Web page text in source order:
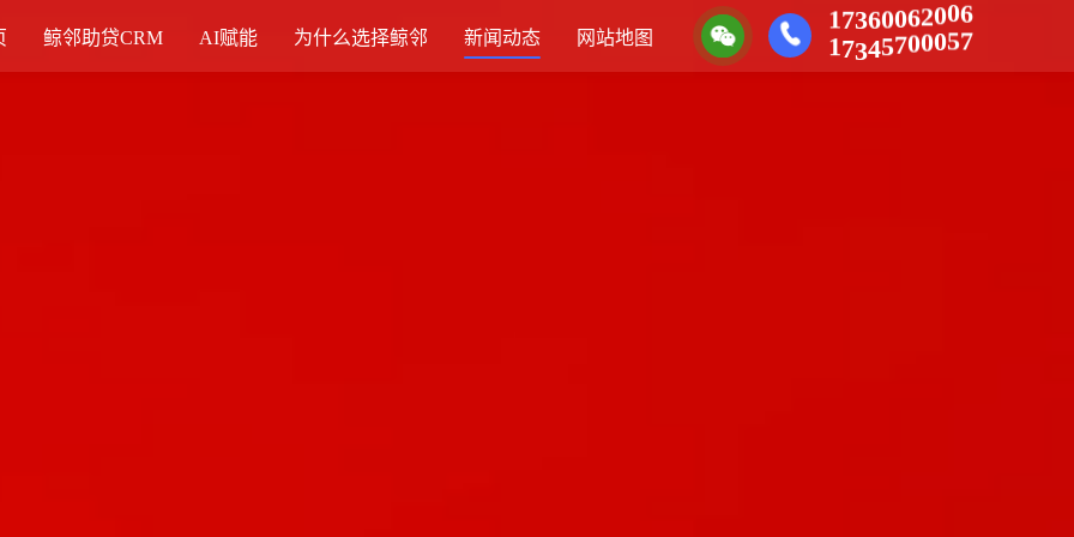
鲸邻助贷CRM AI赋能 为什么选择鲸邻 新闻动态 网站地图
17360062006
17345700057